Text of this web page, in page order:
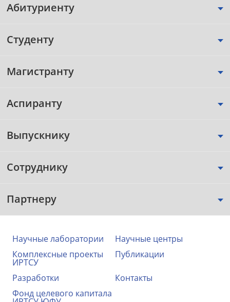
Абитуриенту
Студенту
Магистранту
Аспиранту
Выпускнику
Сотруднику
Партнеру
Научные лаборатории
Научные центры
Комплексные проекты
ИРТСУ
Публикации
Разработки
Контакты
Фонд целевого капитала